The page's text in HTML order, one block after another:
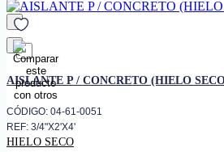
favorito
AISLANTE P / CONCRETO (HIELO
CÓDIGO: 04-61-0051
REF: 3/4"X2'X4'
HIELO SECO